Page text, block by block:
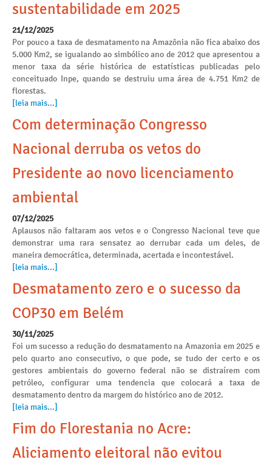
sustentabilidade em 2025
21/12/2025
Por pouco a taxa de desmatamento na Amazônia não fica abaixo dos
5.000 Km2, se igualando ao simbólico ano de 2012 que apresentou a
menor taxa da série histórica de estatísticas publicadas pelo
conceituado Inpe, quando se destruiu uma área de 4.751 Km2 de
florestas.
[leia mais...]
Com determinação Congresso
Nacional derruba os vetos do
Presidente ao novo licenciamento
ambiental
07/12/2025
Aplausos não faltaram aos vetos e o Congresso Nacional teve que
demonstrar uma rara sensatez ao derrubar cada um deles, de
maneira democrática, determinada, acertada e incontestável.
[leia mais...]
Desmatamento zero e o sucesso da
COP30 em Belém
30/11/2025
Foi um sucesso a redução do desmatamento na Amazonia em 2025 e
pelo quarto ano consecutivo, o que pode, se tudo der certo e os
gestores ambientais do governo federal não se distraírem com
petróleo, configurar uma tendencia que colocará a taxa de
desmatamento dentro da margem do histórico ano de 2012.
[leia mais...]
Fim do Florestania no Acre:
Aliciamento eleitoral não evitou